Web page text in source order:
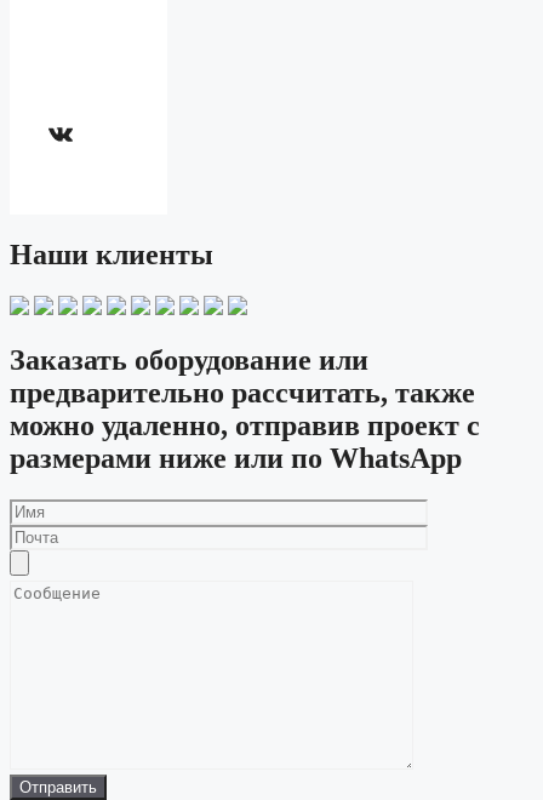
ВКонтакте
Наши клиенты
Заказать оборудование или
предварительно рассчитать, также
можно удаленно, отправив проект с
размерами ниже или по WhatsApp